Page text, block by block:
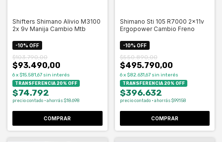
Shifters Shimano Alivio M3100
2x 9v Manija Cambio Mtb
-10% OFF
$93.490,00
$103.790,00
6x $15.581,67 sin interés
TRANSFERENCIA 20% OFF
$74.792
precio contado · ahorrás $18.698
COMPRAR
Shimano Sti 105 R7000 2x11v
Ergopower Cambio Freno
-10% OFF
$495.790,00
$550.890,00
6 x $82.631,67 sin interés
TRANSFERENCIA 20% OFF
$396.632
precio contado · ahorrás $99.158